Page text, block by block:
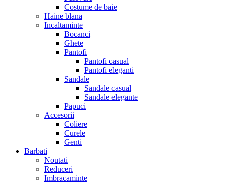
Costume de baie
Haine blana
Incaltaminte
Bocanci
Ghete
Pantofi
Pantofi casual
Pantofi eleganti
Sandale
Sandale casual
Sandale elegante
Papuci
Accesorii
Coliere
Curele
Genti
Barbati
Noutati
Reduceri
Imbracaminte